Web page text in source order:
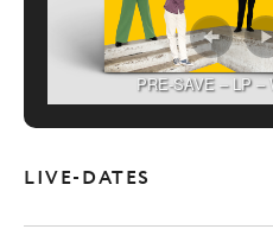
PRE-SAVE – LP –
LIVE-DATES